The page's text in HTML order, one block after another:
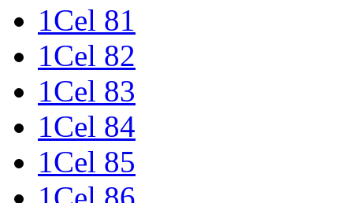
1Cel 81
1Cel 82
1Cel 83
1Cel 84
1Cel 85